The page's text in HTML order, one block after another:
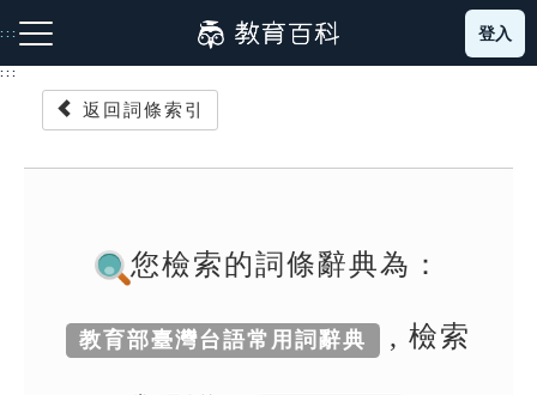
到
主
::: 登入
:::
返回詞條索引
您檢索的詞條辭典為：
教育部臺灣台語常用詞辭典 , 檢索